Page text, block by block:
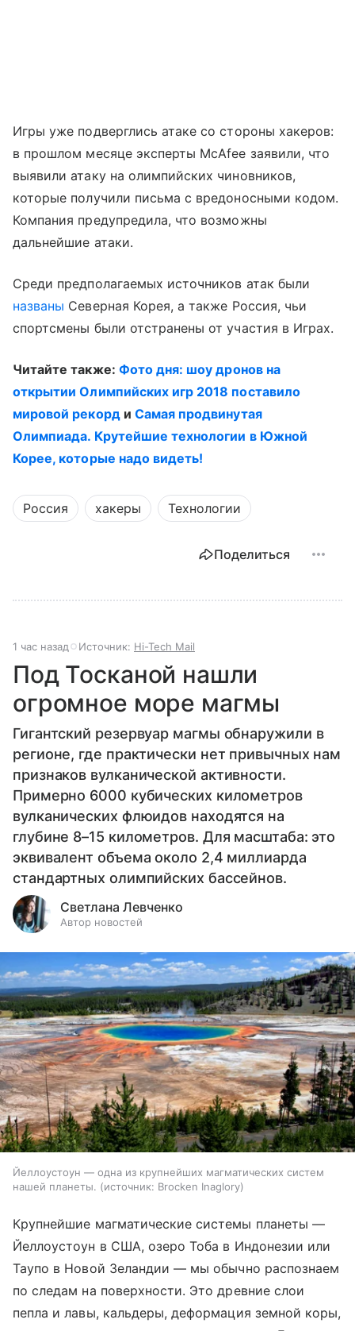
Игры уже подверглись атаке со стороны хакеров:
в прошлом месяце эксперты McAfee заявили, что
выявили атаку на олимпийских чиновников,
которые получили письма с вредоносными кодом.
Компания предупредила, что возможны
дальнейшие атаки.
Среди предполагаемых источников атак были
названы Северная Корея, а также Россия, чьи
спортсмены были отстранены от участия в Играх.
Читайте также: Фото дня: шоу дронов на
открытии Олимпийских игр 2018 поставило
мировой рекорди Самая продвинутая
Олимпиада. Крутейшие технологии в Южной
Корее, которые надо видеть!
Россия хакеры Технологии
Поделиться
1 час назад Источник: Hi-Tech Mail
Под Тосканой нашли
огромное море магмы
Гигантский резервуар магмы обнаружили в
регионе, где практически нет привычных нам
признаков вулканической активности.
Примерно 6000 кубических километров
вулканических флюидов находятся на
глубине 8–15 километров. Для масштаба: это
эквивалент объема около 2,4 миллиарда
стандартных олимпийских бассейнов.
Светлана Левченко
Автор новостей
Йеллоустоун — одна из крупнейших магматических систем
нашей планеты.
источник: Brocken Inaglory
Крупнейшие магматические системы планеты —
Йеллоустоун в США, озеро Тоба в Индонезии или
Таупо в Новой Зеландии — мы обычно распознаем
по следам на поверхности. Это древние слои
пепла и лавы, кальдеры, деформация земной коры,